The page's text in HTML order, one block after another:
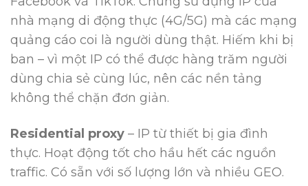
nhà mạng di động thực (4G/5G) mà các mạng
quảng cáo coi là người dùng thật. Hiếm khi bị
ban – vì một IP có thể được hàng trăm người
dùng chia sẻ cùng lúc, nên các nền tảng
không thể chặn đơn giản.
Residential proxy – IP từ thiết bị gia đình
thực. Hoạt động tốt cho hầu hết các nguồn
traffic. Có sẵn với số lượng lớn và nhiều GEO.